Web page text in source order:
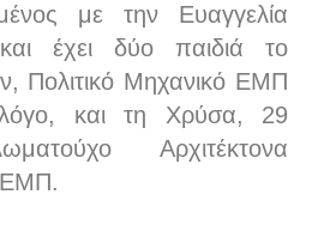
με την Ευαγγελία
έχει δύο παιδιά το
Πολιτικό Μηχανικό ΕΜΠ
και τη Χρύσα, 29
Αρχιτέκτονα
ΕΜΠ.